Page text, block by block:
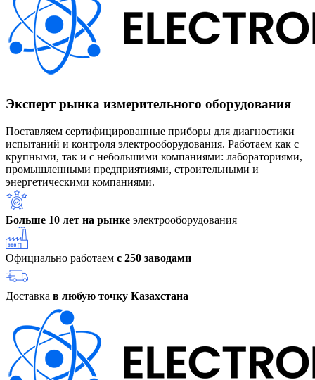
Эксперт рынка измерительного оборудования
Поставляем сертифицированные приборы для диагностики
испытаний и контроля электрооборудования. Работаем как с
крупными, так и с небольшими компаниями: лабораториями,
промышленными предприятиями, строительными и
энергетическими компаниями.
Больше 10 лет на рынке электрооборудования
Официально работаем с 250 заводами
Доставка в любую точку Казахстана